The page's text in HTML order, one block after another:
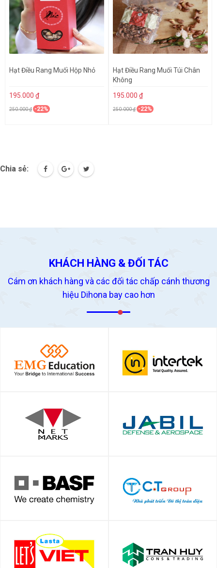
Hạt Điều Rang Muối Hộp Nhỏ
195.000 ₫
250.000 ₫ -22%
Hạt Điều Rang Muối Túi Chân
Không
195.000 ₫
250.000 ₫ -22%
Chia sẻ:
KHÁCH HÀNG & ĐỐI TÁC
Cám ơn khách hàng và các đối tác chấp cánh thương
hiệu Dihona bay cao hơn